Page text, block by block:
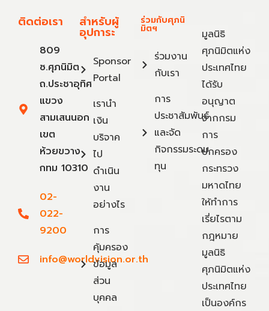
ติดต่อเรา
809
ซ.ศุภนิมิต
ถ.ประชาอุทิศ
แขวง
สามเสนนอก
เขต
ห้วยขวาง
กทม 10310
02-
022-
9200
info@worldvision.or.th
สำหรับผู้
อุปการะ
Sponsor
Portal
เรานำ
เงิน
บริจาค
ไป
ดำเนิน
งาน
อย่างไร
การ
คุ้มครอง
ข้อมูล
ส่วน
บุคคล
ร่วมกับศุภนิ
มิตฯ
ร่วมงาน
กับเรา
การ
ประชาสัมพันธ์
และจัด
กิจกรรมระดม
ทุน
มูลนิธิ
ศุภนิมิตแห่ง
ประเทศไทย
ได้รับ
อนุญาต
จากกรม
การ
ปกครอง
กระทรวง
มหาดไทย
ให้ทำการ
เรี่ยไรตาม
กฎหมาย
มูลนิธิ
ศุภนิมิตแห่ง
ประเทศไทย
เป็นองค์กร